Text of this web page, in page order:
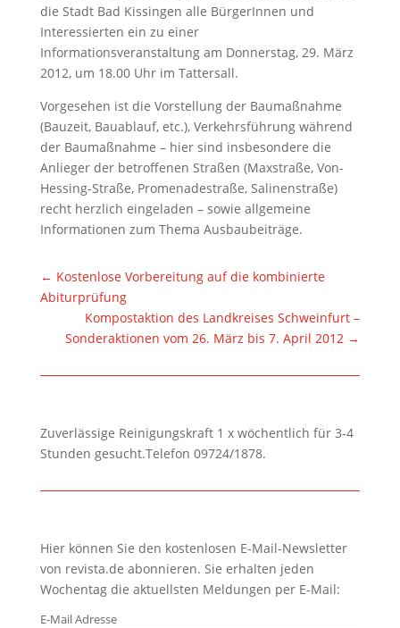
die Stadt Bad Kissingen alle BürgerInnen und
Interessierten ein zu einer
Informationsveranstaltung am Donnerstag, 29. März
2012, um 18.00 Uhr im Tattersall.
Vorgesehen ist die Vorstellung der Baumaßnahme
(Bauzeit, Bauablauf, etc.), Verkehrsführung während
der Baumaßnahme – hier sind insbesondere die
Anlieger der betroffenen Straßen (Maxstraße, Von-
Hessing-Straße, Promenadestraße, Salinenstraße)
recht herzlich eingeladen – sowie allgemeine
Informationen zum Thema Ausbaubeiträge.
← Kostenlose Vorbereitung auf die kombinierte
Abiturprüfung
Kompostaktion des Landkreises Schweinfurt –
Sonderaktionen vom 26. März bis 7. April 2012 →
Zuverlässige Reinigungskraft 1 x wöchentlich für 3-4
Stunden gesucht.Telefon 09724/1878.
Hier können Sie den kostenlosen E-Mail-Newsletter
von revista.de abonnieren. Sie erhalten jeden
Wochentag die aktuellsten Meldungen per E-Mail:
E-Mail Adresse